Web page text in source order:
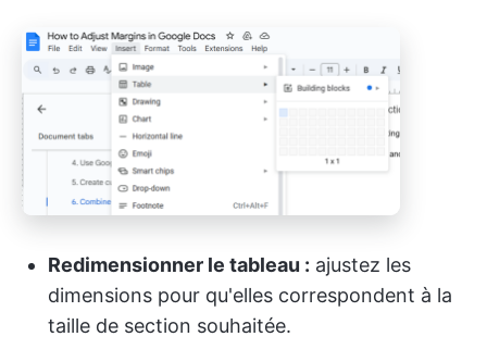
Redimensionner le tableau : ajustez les
dimensions pour qu'elles correspondent à la
taille de section souhaitée.